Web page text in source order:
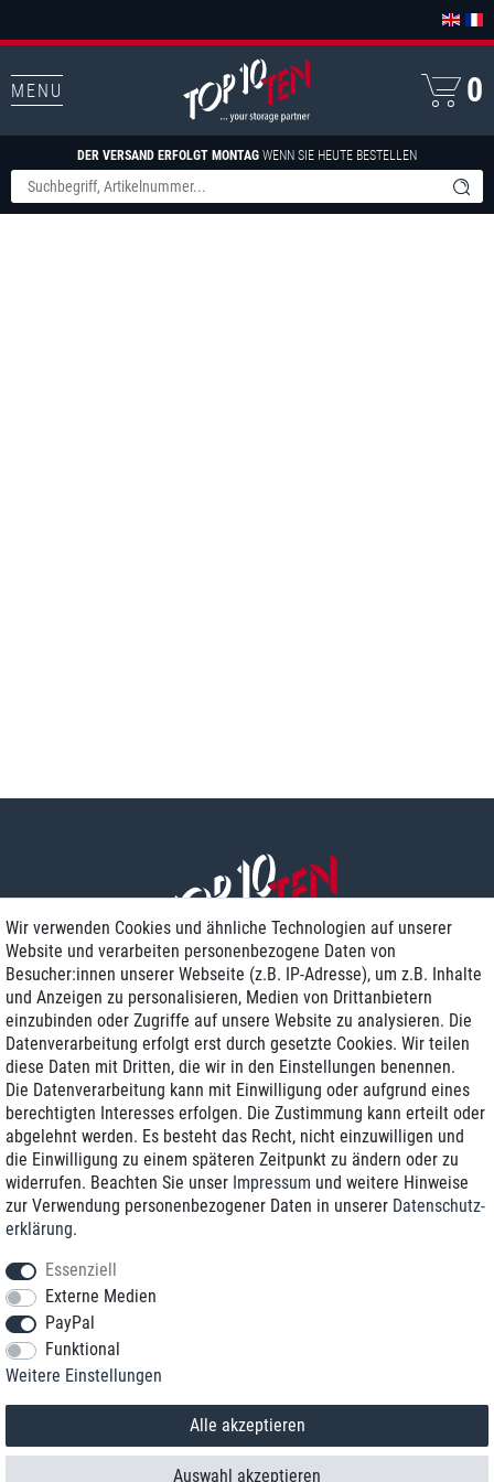
MENU
DER VERSAND ERFOLGT MONTAG WENN SIE HEUTE BESTELLEN
0
Zustellung am nächsten Werktag
Günstiger Versand
Generalüberholt mit Garantie
+49 8989 96160*
*Sie erreichen uns zum Ortstarif von Montag bis Freitag von 9 Uhr - 18 Uhr.
© 2018 TOP TEN Computervertrieb GmbH
Wir verwenden Cookies und ähnliche Technologien auf unserer
Website und verarbeiten personenbezogene Daten von
Besucher:innen unserer Webseite (z.B. IP-Adresse), um z.B. Inhalte
und Anzeigen zu personalisieren, Medien von Drittanbietern
einzubinden oder Zugriffe auf unsere Website zu analysieren. Die
Datenverarbeitung erfolgt erst durch gesetzte Cookies. Wir teilen
diese Daten mit Dritten, die wir in den Einstellungen benennen.
Die Datenverarbeitung kann mit Einwilligung oder aufgrund eines
berechtigten Interesses erfolgen. Die Zustimmung kann erteilt oder
abgelehnt werden. Es besteht das Recht, nicht einzuwilligen und
die Einwilligung zu einem späteren Zeitpunkt zu ändern oder zu
widerrufen. Beachten Sie unser Impressum und weitere Hinweise
zur Verwendung personenbezogener Daten in unserer Daten­schutz­
erklärung.
Essenziell
Externe Medien
PayPal
Funktional
Weitere Einstellungen
Alle akzeptieren
Auswahl akzeptieren